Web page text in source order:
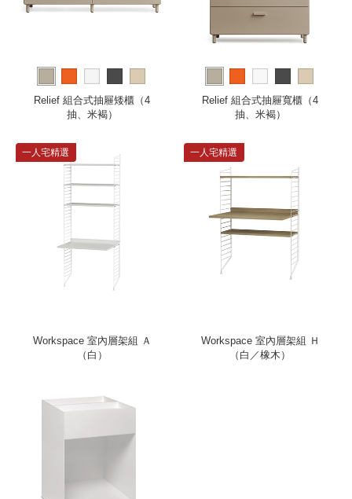
Relief 組合式抽屜矮櫃（4
抽、米褐）
Relief 組合式抽屜寬櫃（4
抽、米褐）
一人宅精選
Workspace 室內層架組 Ａ
（白）
一人宅精選
Workspace 室內層架組 Ｈ
（白／橡木）